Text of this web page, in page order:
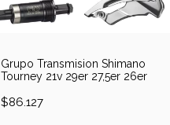
Grupo Transmision Shimano
Tourney 21v 29er 27,5er 26er
$86.127